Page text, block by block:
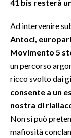
41 bis resterà
Ad intervenire
Antoci,
Movimento 5
un percorso
ricco svolto dai
consente a un
nostra di
Non si può
mafiosità